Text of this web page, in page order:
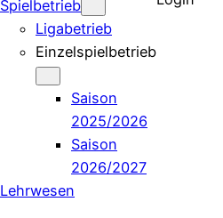
Spielbetrieb
Ligabetrieb
Einzelspielbetrieb
Saison
2025/2026
Saison
2026/2027
Lehrwesen